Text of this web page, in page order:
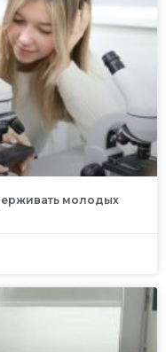
молодых